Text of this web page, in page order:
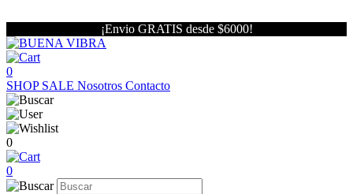
¡Envio GRATIS desde $6000!
0
SHOP SALE Nosotros Contacto
0
0